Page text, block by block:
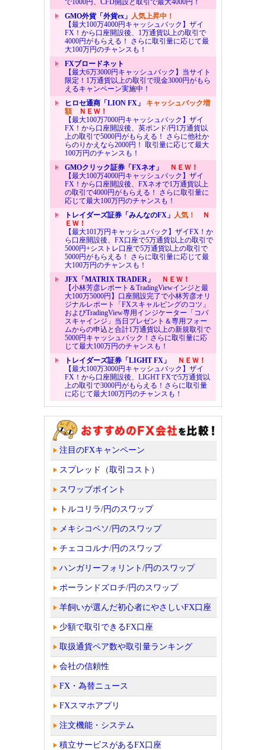
GMO外貨「外貨ex」 人気上昇中！
【最大100万4000円キャッシュバック】ザイ
FX！から口座開設後、1万通貨以上の取引で
4000円がもらえる！ さらに取引量に応じて最
大100万円のチャンスも！
FXブロードネット
【最大6万3000円キャッシュバック】当サイト
限定！1万通貨以上の取引で現金3000円がもら
えるキャンペーン実施中！
ヒロセ通商「LION FX」 キャッシュバック増
額ＮＥＷ！
【最大100万7000円キャッシュバック】ザイ
FX！から口座開設後、英ポンド/円1万通貨以
上の取引で5000円がもらえる！ さらに他社か
らのりかえなら2000円！ 取引量に応じて最大
100万円のチャンスも！
GMOクリック証券「FXネオ」
ＮＥＷ！
【最大100万4000円キャッシュバック】ザイ
FX！から口座開設後、FXネオで1万通貨以上
の取引で4000円がもらえる！ さらに取引量に
応じて最大100万円のチャンスも！
トレイダーズ証券「みんなのFX」 人気！
Ｎ
ＥＷ！
【最大101万円キャッシュバック】ザイFX！か
ら口座開設後、FX口座で5万通貨以上の取引で
5000円+シストレ口座で5万通貨以上の取引で
5000円がもらえる！ さらに取引量に応じて最
大100万円のチャンスも！
JFX「MATRIX TRADER」
ＮＥＷ！
【小林芳彦レポート＆TradingViewインジと最
大100万5000円】口座開設完了で小林芳彦オリ
ジナルレポート「FXスキャルピングのコツ」
およびTradingView専用インジケーター「コバ
スキャインジ」当日プレゼント＆専用フォー
ムからの申込と合計1万通貨以上の新規取引で
5000円キャッシュバック！さらに取引量に応
じて最大100万円のチャンスも！
トレイダーズ証券「LIGHT FX」
ＮＥＷ！
【最大100万3000円キャッシュバック】ザイ
FX！から口座開設後、LIGHT FXで5万通貨以
上の取引で3000円がもらえる！さらに取引量
に応じて最大100万円のチャンスも！
注目のFXキャンペーン
スプレッド（取引コスト）
スワップポイント
トルコリラ/円のスワップ
メキシコペソ/円のスワップ
チェココルナ/円のスワップ
ハンガリーフォリント/円のスワップ
ポーランドズロチ/円のスワップ
羊飼いが選んだ初心者にやさしいFX口座
少額で取引できるFX口座
取扱通貨ペア数や取引量ランキング
会社の信頼性
FX・為替ニュース
FXスマホアプリ
注文機能・システム
積立サービスがあるFX口座